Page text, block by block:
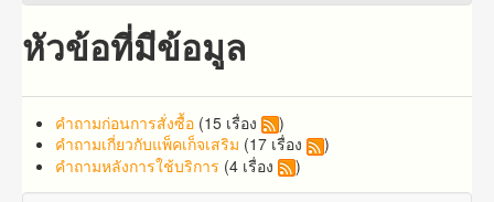
หัวข้อที่มีข้อมูล
คำถาม​ก่อน​การ​สั่งซื้อ​ (15 เรื่อง
)
คำถาม​เกี่ยว​กับ​แพ็คเก็จ​เสริม (17 เรื่อง
)
คำถามหลังการใช้บริการ (4 เรื่อง )